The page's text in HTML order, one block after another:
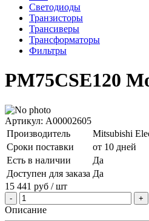
Светодиоды
Транзисторы
Трансиверы
Трансформаторы
Фильтры
PM75CSE120
Артикул: A00002605
Производитель
Mitsubishi
Сроки поставки
от 10 дней
Есть в наличии
Да
Доступен для заказа Да
15 441 руб / шт
Описание